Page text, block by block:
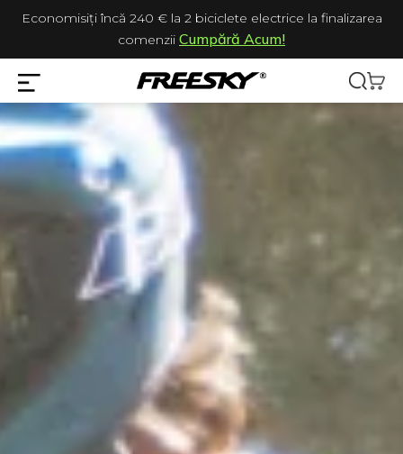
Economisiți încă 240 € la 2 biciclete electrice la finalizarea
comenzii Cumpără Acum!